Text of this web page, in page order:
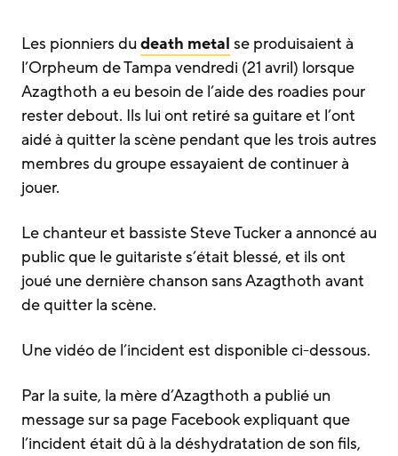
Les pionniers du death metal se produisaient à
l’Orpheum de Tampa vendredi (21 avril) lorsque
Azagthoth a eu besoin de l’aide des roadies pour
rester debout. Ils lui ont retiré sa guitare et l’ont
aidé à quitter la scène pendant que les trois autres
membres du groupe essayaient de continuer à
jouer.
Le chanteur et bassiste Steve Tucker a annoncé au
public que le guitariste s’était blessé, et ils ont
joué une dernière chanson sans Azagthoth avant
de quitter la scène.
Une vidéo de l’incident est disponible ci-dessous.
Par la suite, la mère d’Azagthoth a publié un
message sur sa page Facebook expliquant que
l’incident était dû à la déshydratation de son fils,